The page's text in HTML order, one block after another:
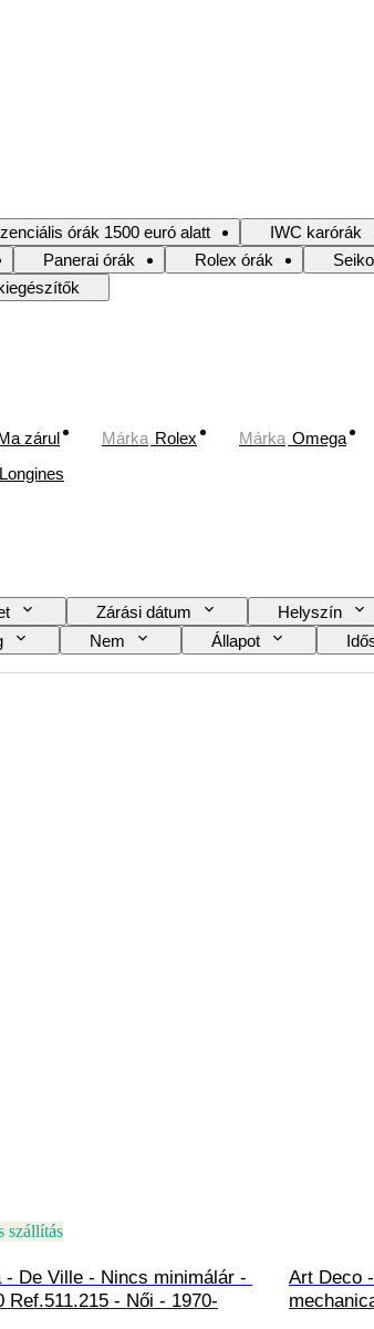
órák 1500 euró alatt IWC karórák
Panerai órák Rolex órák
zárul Márka Rolex Márka Omega
Longines
Zárási dátum Helyszín
Nem Állapot
Óraszíj anyaga Korszak
szállítás
- De Ville - Nincs minimálár -
Ref.511.215 - Női - 1970-
Art Deco